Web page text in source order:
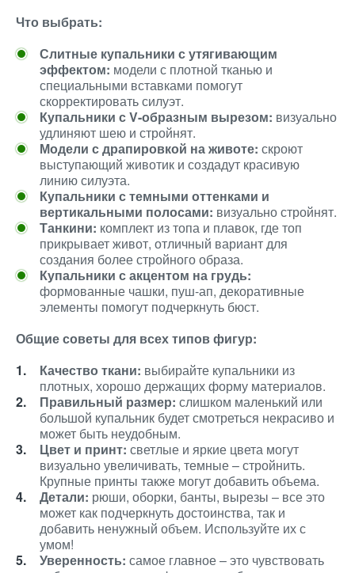
Что выбрать:
Слитные купальники с утягивающим
эффектом: модели с плотной тканью и
специальными вставками помогут
скорректировать силуэт.
Купальники с V-образным вырезом: визуально
удлиняют шею и стройнят.
Модели с драпировкой на животе: скроют
выступающий животик и создадут красивую
линию силуэта.
Купальники с темными оттенками и
вертикальными полосами: визуально стройнят.
Танкини: комплект из топа и плавок, где топ
прикрывает живот, отличный вариант для
создания более стройного образа.
Купальники с акцентом на грудь:
формованные чашки, пуш-ап, декоративные
элементы помогут подчеркнуть бюст.
Общие советы для всех типов фигур:
Качество ткани: выбирайте купальники из
плотных, хорошо держащих форму материалов.
Правильный размер: слишком маленький или
большой купальник будет смотреться некрасиво и
может быть неудобным.
Цвет и принт: светлые и яркие цвета могут
визуально увеличивать, темные – стройнить.
Крупные принты также могут добавить объема.
Детали: рюши, оборки, банты, вырезы – все это
может как подчеркнуть достоинства, так и
добавить ненужный объем. Используйте их с
умом!
Уверенность: самое главное – это чувствовать